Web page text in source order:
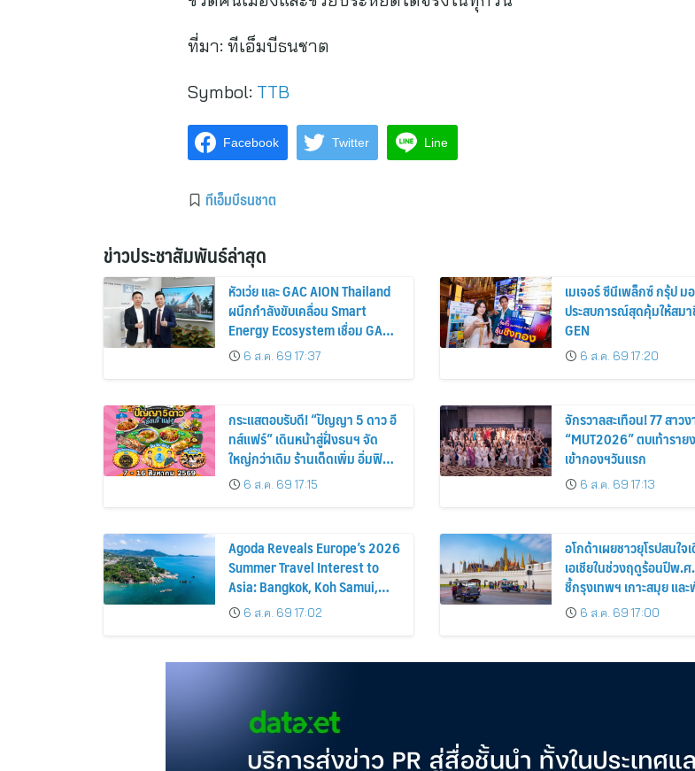
ที่มา: ทีเอ็มบีธนชาต
Symbol: TTB
Facebook Twitter Line
ทีเอ็มบีธนชาต
ข่าวประชาสัมพันธ์ล่าสุด
หัวเว่ย และ GAC AION Thailand
ผนึกกำลังขับเคลื่อน Smart
Energy Ecosystem เชื่อม GAC
GN8 PHEV รถยนต์ MPV ระดับ
พรีเมียม เข้ากับพลังงานแสง
6 ส.ค. 69 17:37
เมเจอร์ ซีนีเพล็กซ์ กรุ้ป ม
ประสบการณ์สุดคุ้มให้สม
GEN
6 ส.ค. 69 17:20
กระแสตอบรับดี! “ปัญญา 5 ดาว อี
ทส์แฟร์” เดินหน้าสู่ฝั่งธนฯ จัด
ใหญ่กว่าเดิม ร้านเด็ดเพิ่ม อิ่มฟิน
10 วันเต็ม!
6 ส.ค. 69 17:15
จักรวาลสะเทือน! 77 สาว
“MUT2026” ตบเท้าราย
เข้ากองฯวันแรก
6 ส.ค. 69 17:13
Agoda Reveals Europe’s 2026
Summer Travel Interest to
Asia: Bangkok, Koh Samui,
and Pattaya Among the Top
Cities
6 ส.ค. 69 17:02
อโกด้าเผยชาวยุโรปสนใจ
เอเชียในช่วงฤดูร้อนปีพ.
ชี้กรุงเทพฯ เกาะสมุย แล
ติดอันดับเมืองยอดนิยม
6 ส.ค. 69 17:00